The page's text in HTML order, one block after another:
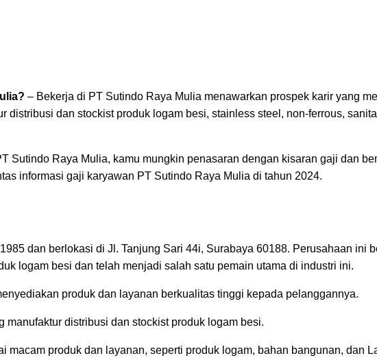
– Bekerja di PT Sutindo Raya Mulia menawarkan prospek karir yang
distribusi dan stockist produk logam besi, stainless steel, non-ferrous,
Sutindo Raya Mulia, kamu mungkin penasaran dengan kisaran gaji dan
informasi gaji karyawan PT Sutindo Raya Mulia di tahun 2024.
dan berlokasi di Jl. Tanjung Sari 44i, Surabaya 60188. Perusahaan ini
logam besi dan telah menjadi salah satu pemain utama di industri ini.
produk dan layanan berkualitas tinggi kepada pelanggannya.
distribusi dan stockist produk logam besi.
macam produk dan layanan, seperti produk logam, bahan bangunan, dan